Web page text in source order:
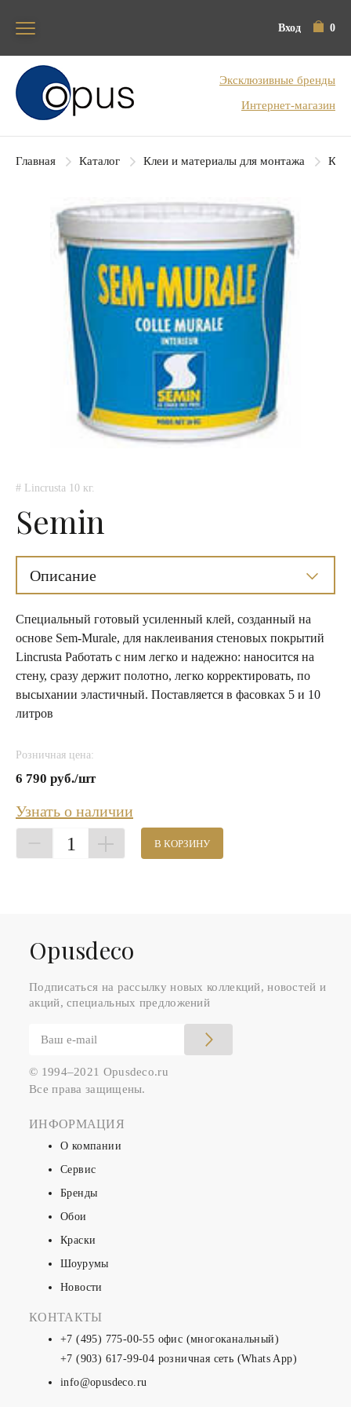
Вход 0
Блок поиска
Эксклюзивные бренды
Интернет-магазин
Главная Каталог Клеи и материалы для монтажа
# Lincrusta 10 кг.
Semin
Описание
Специальный готовый усиленный клей, созданный на
основе Sem-Murale, для наклеивания стеновых покрытий
Lincrusta Работать с ним легко и надежно: наносится на
стену, сразу держит полотно, легко корректировать, по
высыхании эластичный. Поставляется в фасовках 5 и 10
литров
Розничная цена:
6 790 руб./шт
Узнать о наличии
1 В КОРЗИНУ
Оpusdeco
Подписаться на рассылку новых коллекций, новостей и
акций, специальных предложений
© 1994–2021 Opusdeco.ru
Все права защищены.
ИНФОРМАЦИЯ
О компании
Сервис
Бренды
Обои
Краски
Шоурумы
Новости
КОНТАКТЫ
+7 (495) 775-00-55 офис (многоканальный)
+7 (903) 617-99-04 розничная сеть (Whats App)
info@opusdeco.ru